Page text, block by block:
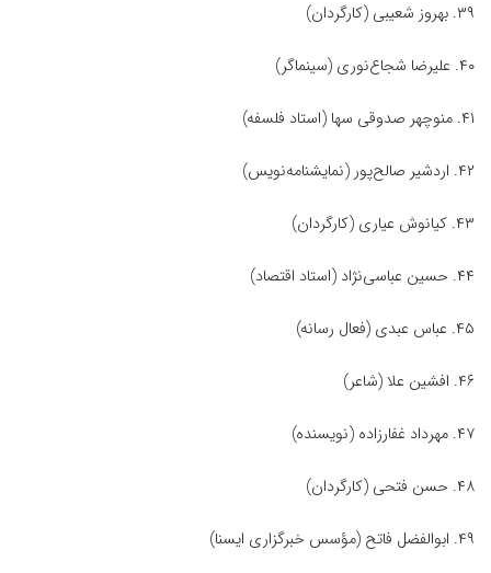
۳۹. بهروز شعیبی (کارگردان)
۴۰. علیرضا شجاع‌نوری (سینماگر)
۴۱. منوچهر صدوقی‌ سها (استاد فلسفه)
۴۲. اردشیر صالح‌پور (نمایشنامه‌نویس)
۴۳. کیانوش عیاری (کارگردان)
۴۴. حسین عباسی‌نژاد (استاد اقتصاد)
۴۵. عباس عبدی (فعال رسانه)
۴۶. افشین علا (شاعر)
۴۷. مهرداد غفارزاده (نویسنده)
۴۸. حسن فتحی (کارگردان)
۴۹. ابوالفضل فاتح (مؤسس خبرگزاری ایسنا)